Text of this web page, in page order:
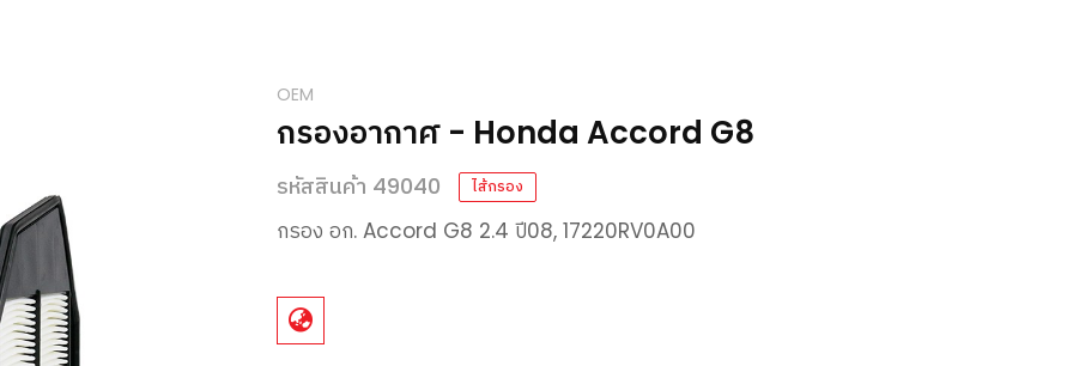
OEM
กรองอากาศ - Honda Accord G8
รหัสสินค้า 49040 ไส้กรอง
กรอง อก. Accord G8 2.4 ปี08, 17220RV0A00